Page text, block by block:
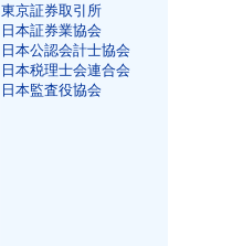
東京証券取引所
日本証券業協会
日本公認会計士協会
日本税理士会連合会
日本監査役協会